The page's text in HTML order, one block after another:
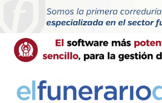
contenido